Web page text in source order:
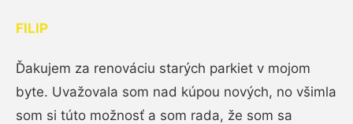
FILIP
Ďakujem za renováciu starých parkiet v mojom
byte. Uvažovala som nad kúpou nových, no všimla
som si túto možnosť a som rada, že som sa